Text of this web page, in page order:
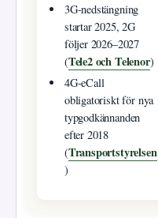
3G-nedstängning
startar 2025, 2G
följer 2026–2027
(Tele2 och Telenor)
4G-eCall
obligatoriskt för nya
typgodkännanden
efter 2018
(Transportstyrelsen
)